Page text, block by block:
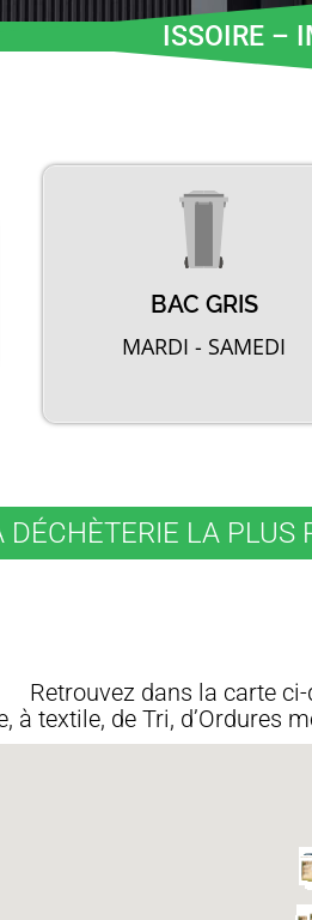
ISSOIRE –
BAC GRIS
MARDI - SAMEDI
DÉCHÈTERIE LA PLUS
Retrouvez dans la carte
à textile, de Tri, d’Ordures